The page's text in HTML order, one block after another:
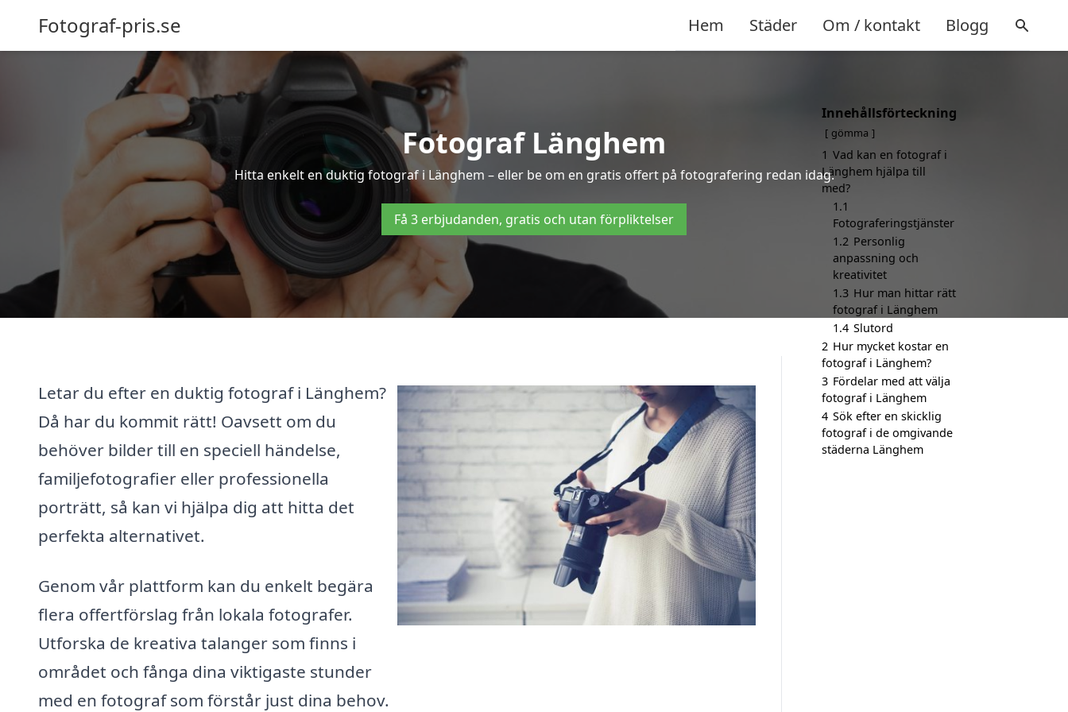
Fotograf-pris.se Hem Städer Om / kontakt Blogg
Fotograf Länghem
Hitta enkelt en duktig fotograf i Länghem – eller be om en gratis offert på fotografering redan idag.
Få 3 erbjudanden, gratis och utan förpliktelser
Letar du efter en duktig fotograf i Länghem?
Då har du kommit rätt! Oavsett om du
behöver bilder till en speciell händelse,
familjefotografier eller professionella
porträtt, så kan vi hjälpa dig att hitta det
perfekta alternativet.
Genom vår plattform kan du enkelt begära
flera offertförslag från lokala fotografer.
Utforska de kreativa talanger som finns i
området och fånga dina viktigaste stunder
med en fotograf som förstår just dina behov.
Innehållsförteckning
gömma
1 Vad kan en fotograf i
Länghem hjälpa till
med?
1.1
Fotograferingstjänster
1.2 Personlig
anpassning och
kreativitet
1.3 Hur man hittar rätt
fotograf i Länghem
1.4 Slutord
2 Hur mycket kostar en
fotograf i Länghem?
3 Fördelar med att välja
fotograf i Länghem
4 Sök efter en skicklig
fotograf i de omgivande
städerna Länghem